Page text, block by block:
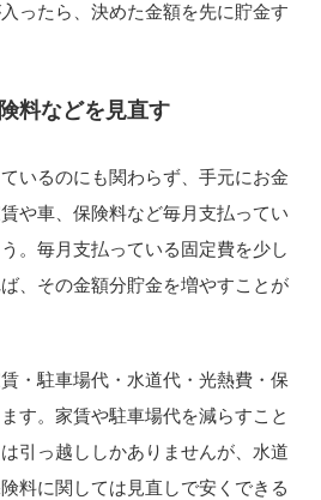
ったら、決めた金額を先に貯金す
料などを見直す
いるのにも関わらず、手元にお金
や車、保険料など毎月支払ってい
。毎月支払っている固定費を少し
、その金額分貯金を増やすことが
・駐車場代・水道代・光熱費・保
す。家賃や駐車場代を減らすこと
引っ越ししかありませんが、水道
料に関しては見直しで安くできる